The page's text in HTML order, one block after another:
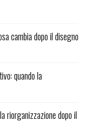
cambia dopo il disegno
quando la
riorganizzazione dopo il